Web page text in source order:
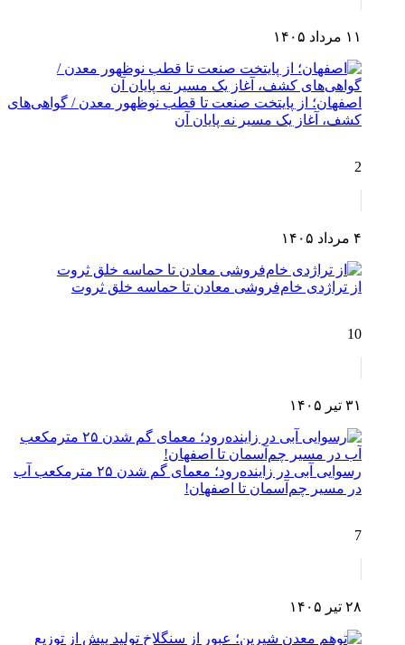
۱۱ مرداد ۱۴۰۵
اصفهان؛ از پایتخت صنعت تا قطب نوظهور معدن / گواهی‌های
کشف، آغاز یک مسیر نه پایان آن
2
۴ مرداد ۱۴۰۵
از تراژدی خام‌فروشی معادن تا حماسه خلق ثروت
10
۳۱ تیر ۱۴۰۵
رسوایی آبی در زاینده‌رود؛ معمای گم شدن ۲۵ مترمکعب آب
در مسیر چم‌آسمان تا اصفهان!
7
۲۸ تیر ۱۴۰۵